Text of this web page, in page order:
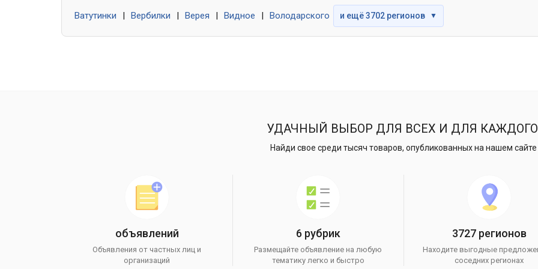
Ватутинки Вербилки Верея Видное Володарского и ещё 3702 регионов ▼
УДАЧНЫЙ ВЫБОР ДЛЯ ВСЕХ И ДЛЯ
Найди свое среди тысяч товаров, опубликованных на нашем сайте
объявлений
Объявления от частных лиц и
организаций
6 рубрик
Размещайте объявление на любую
тематику легко и быстро
3727 регионов
Находите выгодные
соседних регионах